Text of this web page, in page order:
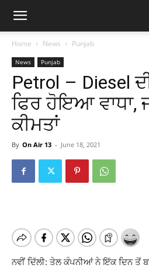
Home News Punjab
News Punjab
Petrol – Diesel
ਫਿਰ ਹੋਇਆ ਵਾਧਾ,
ਕੀਮਤਾਂ
By On Air 13 - June 18, 2021
ਨਵੀਂ ਦਿੱਲੀ: ਤੇਲ ਕੰਪਨੀਆਂ ਨੇ ਇੱਕ ਦਿਨ ਤੋਂ